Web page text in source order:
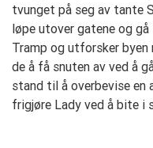
tvunget på seg av tante
løpe utover gatene og gå
Tramp og utforsker byen
de å få snuten av ved å
stand til å overbevise en
frigjøre Lady ved å bite i